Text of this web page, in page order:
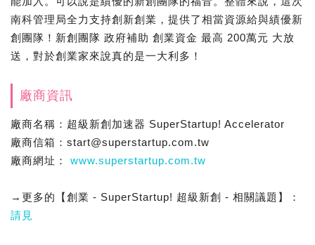
南科管理局全力支持創新創業，提供了相當資源給與績優新
創團隊！新創團隊 政府補助 創業資金 最高 200萬元 大放
送，對於創業家來說真的是一大利多！
廠商資訊
廠商名稱：超級新創加速器 SuperStartup! Accelerator
廠商信箱：start@superstartup.com.tw​
廠商網址： www.superstartup.com.tw
→更多的【創業 - SuperStartup! 超級新創 - 相關議題】：
請見